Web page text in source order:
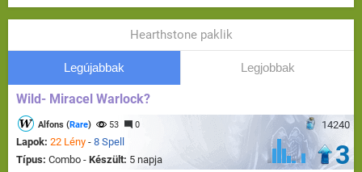
Hearthstone paklik
Legújabbak Legjobbak
Wild- Miracel Warlock?
14240
Alfons (Rare) 53 0
Lapok: 22 Lény - 8 Spell
Típus: Combo - Készült: 5 napja 3